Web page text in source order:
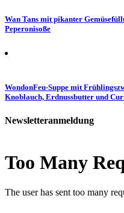
Wan Tans mit pikanter
Peperonisoße
WondonFeu-Suppe mit
Knoblauch, Erdnussbutter und
Newsletteranmeldung